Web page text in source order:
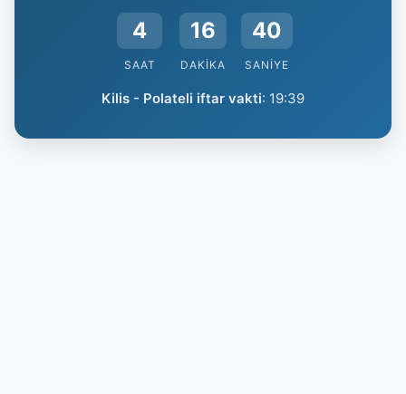
4
SAAT
16
DAKIKA
39
SANIYE
Kilis - Polateli iftar vakti: 19:39